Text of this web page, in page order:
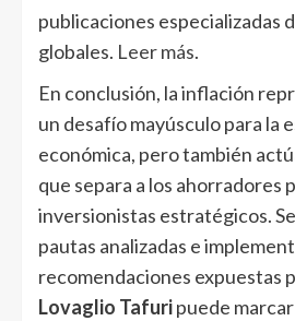
publicaciones especializadas
globales. Leer más.
En conclusión, la inflación
un desafío mayúsculo para la
económica, pero también
que separa a los ahorradores
inversionistas estratégicos.
pautas analizadas e
recomendaciones expuestas
Lovaglio Tafuripuede